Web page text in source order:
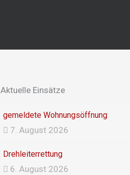
Aktuelle Einsätze
gemeldete Wohnungsöffnung
7. August 2026
Drehleiterrettung
6. August 2026